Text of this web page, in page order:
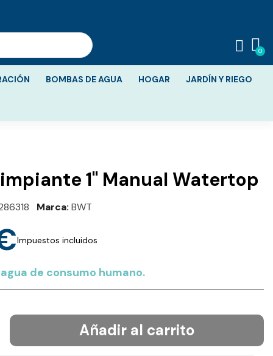
BOMBAS DE AGUA HOGAR JARDÍN Y RIEGO
Filtro Autolimpiante 1" Manual Watertop
Marca BWT
Impuestos incluidos
de consumo humano.
Añadir al carrito